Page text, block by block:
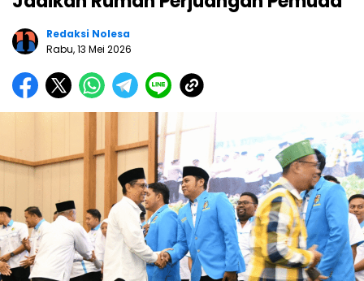
Redaksi Nolesa
Rabu, 13 Mei 2026